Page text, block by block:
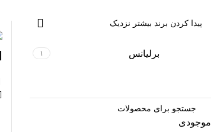
برلیانس ۱
موجودی